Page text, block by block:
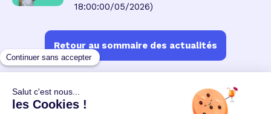
18:00:00/05/2026)
Retour au sommaire des actualités